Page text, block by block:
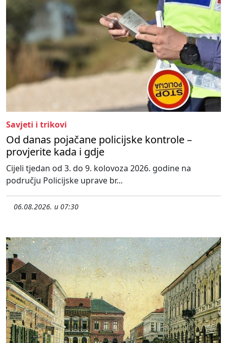
Savjeti i trikovi
Od danas pojačane policijske kontrole –
provjerite kada i gdje
Cijeli tjedan od 3. do 9. kolovoza 2026. godine na
području Policijske uprave br...
06.08.2026. u 07:30